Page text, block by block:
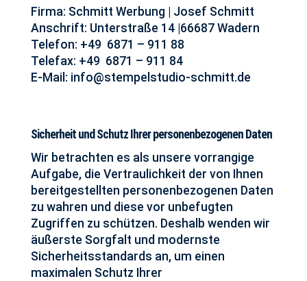
Firma: Schmitt Werbung | Josef Schmitt
Anschrift: Unterstraße 14 |66687 Wadern
Telefon: +49 6871 – 911 88
Telefax: +49 6871 – 911 84
E-Mail: info@stempelstudio-schmitt.de
Sicherheit und Schutz Ihrer personenbezogenen Daten
Wir betrachten es als unsere vorrangige
Aufgabe, die Vertraulichkeit der von Ihnen
bereitgestellten personenbezogenen Daten
zu wahren und diese vor unbefugten
Zugriffen zu schützen. Deshalb wenden wir
äußerste Sorgfalt und modernste
Sicherheitsstandards an, um einen
maximalen Schutz Ihrer